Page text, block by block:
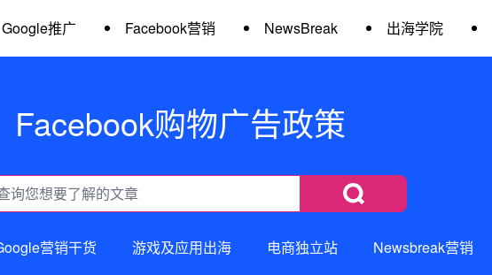
Google推广 Facebook营销 NewsBreak 出海学院
Facebook购物广告政策
营销干货 游戏及应用出海 电商独立站 Newsbreak营销